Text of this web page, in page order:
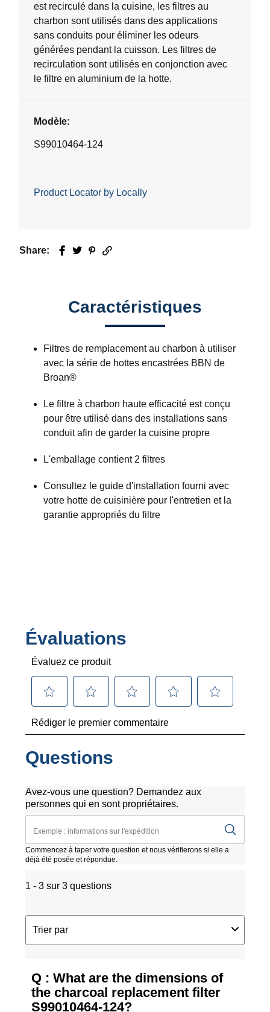
est recirculé dans la cuisine, les filtres au
charbon sont utilisés dans des applications
sans conduits pour éliminer les odeurs
générées pendant la cuisson. Les filtres de
recirculation sont utilisés en conjonction avec
le filtre en aluminium de la hotte.
Modèle:
S99010464-124
Product Locator by Locally
Share: Facebook
TwitterPinterest
Email
Caractéristiques
Filtres de remplacement au charbon à utiliser
avec la série de hottes encastrées BBN de
Broan®
Le filtre à charbon haute efficacité est conçu
pour être utilisé dans des installations sans
conduit afin de garder la cuisine propre
L'emballage contient 2 filtres
Consultez le guide d'installation fourni avec
votre hotte de cuisinière pour l'entretien et la
garantie appropriés du filtre